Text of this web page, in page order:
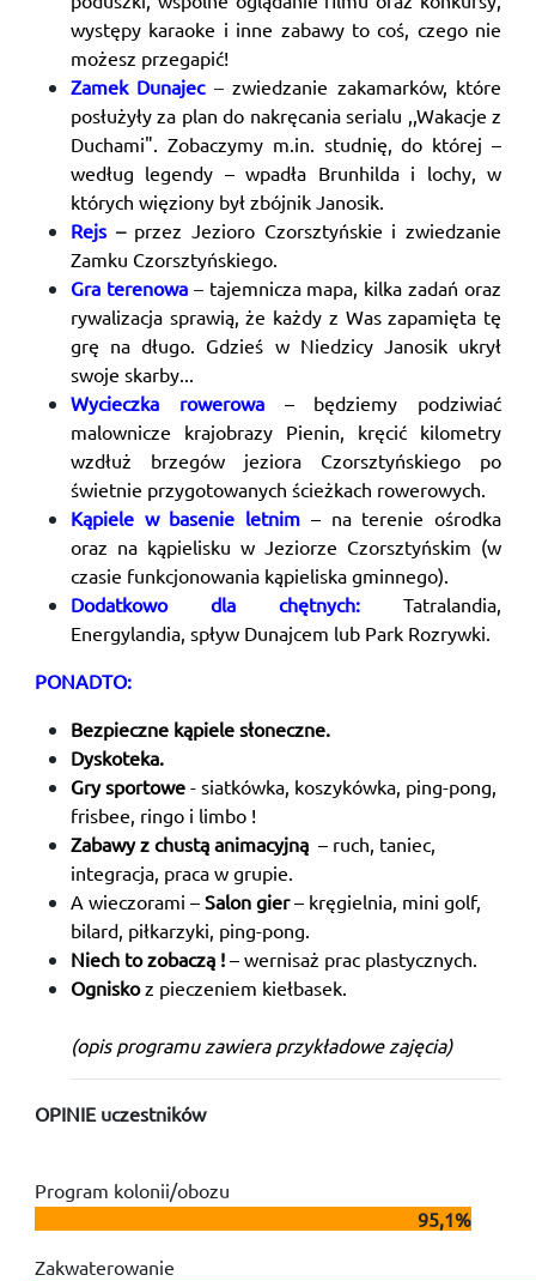
występy karaoke i inne zabawy to coś, czego nie
możesz przegapić!
Zamek Dunajec–zwiedzanie zakamarków, które
posłużyły za plan do nakręcania serialu ,,Wakacje z
Duchami". Zobaczymy m.in. studnię, do której –
według legendy – wpadła Brunhilda i lochy, w
których więziony był zbójnik Janosik.
Rejs– przez Jezioro Czorsztyńskie i zwiedzanie
Zamku Czorsztyńskiego.
Gra terenowa– tajemnicza mapa, kilka zadań oraz
rywalizacja sprawią, że każdy z Was zapamięta tę
grę na długo. Gdzieś w Niedzicy Janosik ukrył
swoje skarby...
Wycieczka rowerowa
– będziemy podziwiać
malownicze krajobrazy Pienin, kręcić kilometry
wzdłuż brzegów jeziora Czorsztyńskiego po
świetnie przygotowanych ścieżkach rowerowych.
Kąpiele w basenie letnim – na terenie ośrodka
oraz na kąpielisku w Jeziorze Czorsztyńskim (w
czasie funkcjonowania kąpieliska gminnego).
Dodatkowo dla chętnych:
Tatralandia,
Energylandia, spływ Dunajcem lub Park Rozrywki.
PONADTO:
Bezpieczne kąpiele słoneczne.
Dyskoteka.
Gry sportowe - siatkówka, koszykówka, ping-pong,
frisbee, ringo i limbo !
Zabawy z chustą animacyjną – ruch, taniec,
integracja, praca w grupie.
A wieczorami – Salon gier– kręgielnia, mini golf,
bilard, piłkarzyki, ping-pong.
Niech to zobaczą ! – wernisaż prac plastycznych.
Ogniskoz pieczeniem kiełbasek.
(opis programu zawiera przykładowe zajęcia)
OPINIE uczestników
Program kolonii/obozu
95,1%
Zakwaterowanie